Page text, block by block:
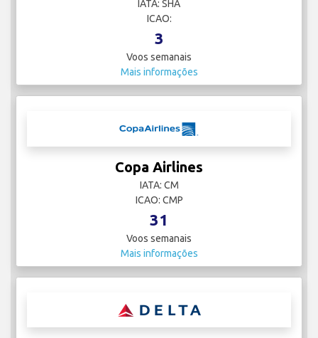
IATA: SHA
ICAO:
3
Voos semanais
Mais informações
Copa Airlines
IATA: CM
ICAO: CMP
31
Voos semanais
Mais informações